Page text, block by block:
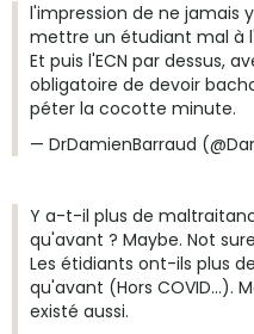
l'impression de ne jamais
mettre un étudiant mal à
Et puis l'ECN par dessus,
obligatoire de devoir
péter la cocotte minute.
— DrDamienBarraud
Y a-t-il plus de
qu'avant ? Maybe. Not
Les étidiants ont-ils plus
qu'avant (Hors COVID...).
existé aussi.